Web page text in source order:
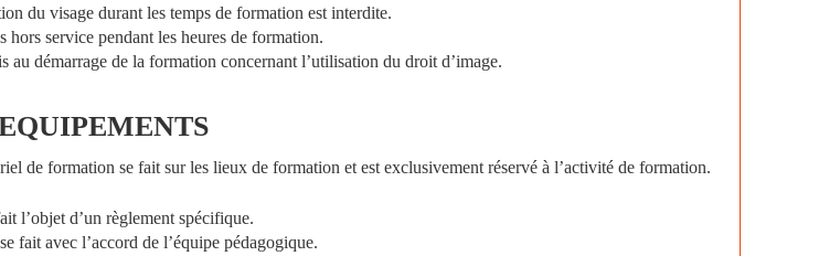
du visage durant les temps de formation est interdite.
service pendant les heures de formation.
démarrage de la formation concernant l’utilisation du droit d’image.
de formation se fait sur les lieux de formation et est exclusivement réservé à l’activité de formation.
l’objet d’un règlement spécifique.
fait avec l’accord de l’équipe pédagogique.